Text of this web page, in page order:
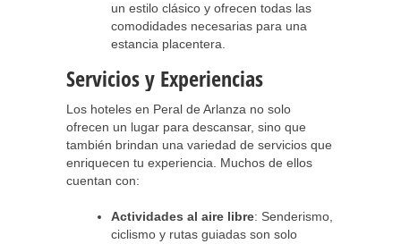
un estilo clásico y ofrecen todas las
comodidades necesarias para una
estancia placentera.
Servicios y Experiencias
Los hoteles en Peral de Arlanza no solo
ofrecen un lugar para descansar, sino que
también brindan una variedad de servicios que
enriquecen tu experiencia. Muchos de ellos
cuentan con:
Actividades al aire libre: Senderismo,
ciclismo y rutas guiadas son solo